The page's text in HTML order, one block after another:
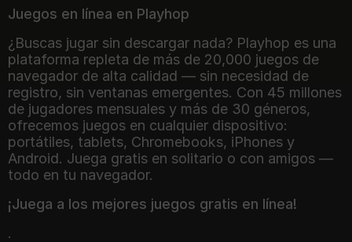
Juegos en línea en Playhop
¿Buscas jugar sin descargar nada? Playhop es una
plataforma repleta de más de 20,000 juegos de
navegador de alta calidad — sin necesidad de
registro, sin ventanas emergentes. Con 45 millones
de jugadores mensuales y más de 30 géneros,
ofrecemos juegos en cualquier dispositivo:
portátiles, tablets, Chromebooks, iPhones y
Android. Juega gratis en solitario o con amigos —
todo en tu navegador.
¡Juega a los mejores juegos gratis en línea!
.